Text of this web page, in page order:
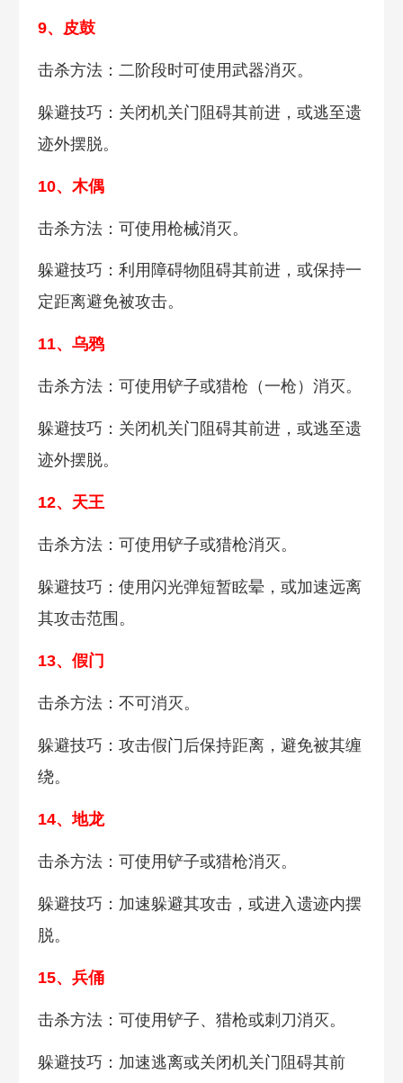
9、皮鼓
击杀方法：二阶段时可使用武器消灭。
躲避技巧：关闭机关门阻碍其前进，或逃至遗
迹外摆脱。
10、木偶
击杀方法：可使用枪械消灭。
躲避技巧：利用障碍物阻碍其前进，或保持一
定距离避免被攻击。
11、乌鸦
击杀方法：可使用铲子或猎枪（一枪）消灭。
躲避技巧：关闭机关门阻碍其前进，或逃至遗
迹外摆脱。
12、天王
击杀方法：可使用铲子或猎枪消灭。
躲避技巧：使用闪光弹短暂眩晕，或加速远离
其攻击范围。
13、假门
击杀方法：不可消灭。
躲避技巧：攻击假门后保持距离，避免被其缠
绕。
14、地龙
击杀方法：可使用铲子或猎枪消灭。
躲避技巧：加速躲避其攻击，或进入遗迹内摆
脱。
15、兵俑
击杀方法：可使用铲子、猎枪或刺刀消灭。
躲避技巧：加速逃离或关闭机关门阻碍其前